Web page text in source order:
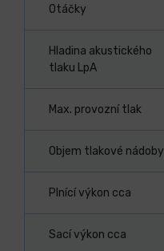
Otáčky
Hladina akustického
tlaku LpA
Max. provozní tlak
Objem tlakové nádoby
Plnící výkon cca
Sací výkon cca